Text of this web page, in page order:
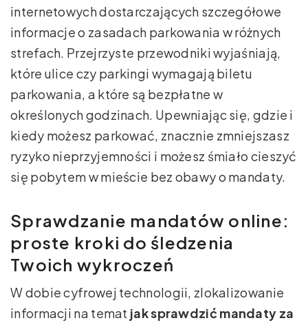
internetowych dostarczających szczegółowe
informacje o zasadach parkowania w różnych
strefach. Przejrzyste przewodniki wyjaśniają,
które ulice czy parkingi wymagają biletu
parkowania, a które są bezpłatne w
określonych godzinach. Upewniając się, gdzie i
kiedy możesz parkować, znacznie zmniejszasz
ryzyko nieprzyjemności i możesz śmiało cieszyć
się pobytem w mieście bez obawy o mandaty.
Sprawdzanie mandatów online:
proste kroki do śledzenia
Twoich wykroczeń
W dobie cyfrowej technologii, zlokalizowanie
informacji na temat jak sprawdzić mandaty za